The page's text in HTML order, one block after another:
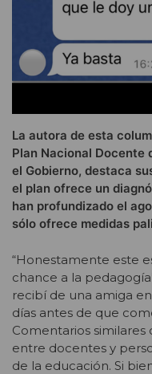
La autora de esta
Plan Nacional Docente
el Gobierno, destaca
el plan ofrece un
han profundizado el
sólo ofrece medidas
“Honestamente este
chance a la
recibí de una amiga
días antes de que
Comentarios similares
entre docentes y
de la educación. Si